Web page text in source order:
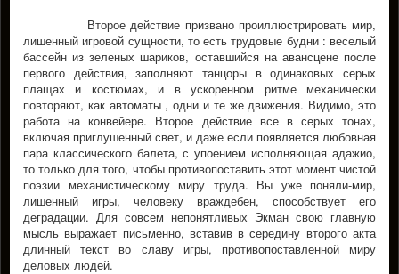
Второе действие призвано проиллюстрировать мир,
лишенный игровой сущности, то есть трудовые будни : веселый
бассейн из зеленых шариков, оставшийся на авансцене после
первого действия, заполняют танцоры в одинаковых серых
плащах и костюмах, и в ускоренном ритме механически
повторяют, как автоматы , одни и те же движения. Видимо, это
работа на конвейере. Второе действие все в серых тонах,
включая приглушенный свет, и даже если появляется любовная
пара классического балета, с упоением исполняющая адажио,
то только для того, чтобы противопоставить этот момент чистой
поэзии механистическому миру труда. Вы уже поняли-мир,
лишенный игры, человеку враждебен, способствует его
деградации. Для совсем непонятливых Экман свою главную
мысль выражает письменно, вставив в середину второго акта
длинный текст во славу игры, противопоставленной миру
деловых людей.